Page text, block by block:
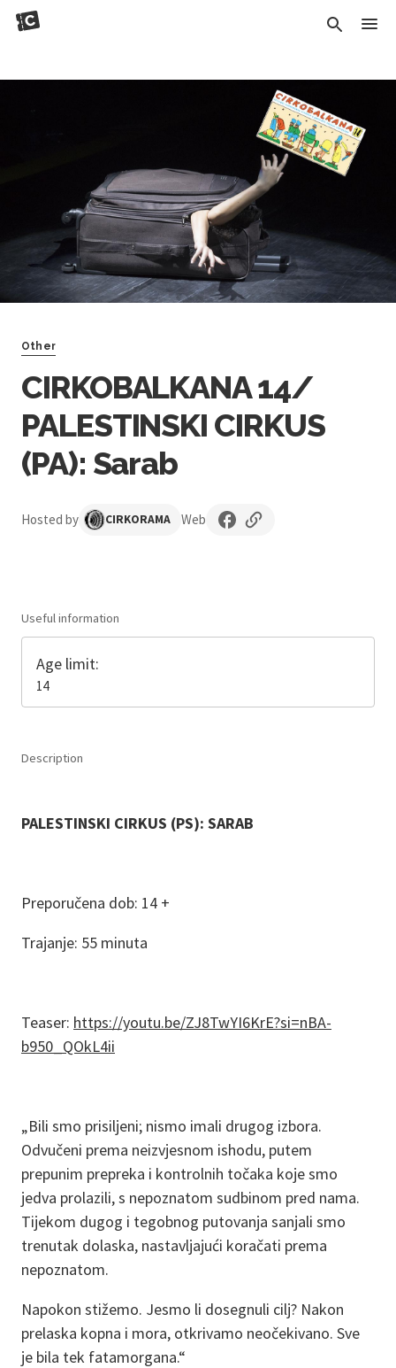
Other
CIRKOBALKANA 14/
PALESTINSKI CIRKUS
(PA): Sarab
Hosted by CIRKORAMA Web
Useful information
Age limit:
14
Description
PALESTINSKI CIRKUS (PS): SARAB
Preporučena dob: 14 +
Trajanje: 55 minuta
Teaser: https://youtu.be/ZJ8TwYI6KrE?si=nBA-
b950_QOkL4ii
„Bili smo prisiljeni; nismo imali drugog izbora.
Odvučeni prema neizvjesnom ishodu, putem
prepunim prepreka i kontrolnih točaka koje smo
jedva prolazili, s nepoznatom sudbinom pred nama.
Tijekom dugog i tegobnog putovanja sanjali smo
trenutak dolaska, nastavljajući koračati prema
nepoznatom.
Napokon stižemo. Jesmo li dosegnuli cilj? Nakon
prelaska kopna i mora, otkrivamo neočekivano. Sve
je bila tek fatamorgana.“